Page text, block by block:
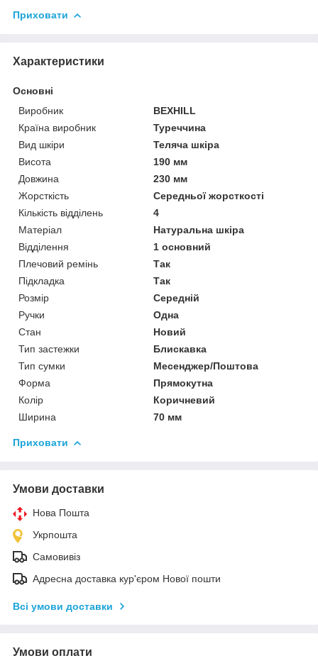
Приховати
Характеристики
Основні
Виробник
BEXHILL
Країна виробник
Туреччина
Вид шкіри
Теляча шкіра
Висота
190 мм
Довжина
230 мм
Жорсткість
Середньої жорсткості
Кількість відділень
4
Матеріал
Натуральна шкіра
Відділення
1 основний
Плечовий ремінь
Так
Підкладка
Так
Розмір
Середній
Ручки
Одна
Стан
Новий
Тип застежки
Блискавка
Тип сумки
Месенджер/Поштова
Форма
Прямокутна
Колір
Коричневий
Ширина
70 мм
Приховати
Умови доставки
Нова Пошта
Укрпошта
Самовивіз
Адресна доставка кур'єром Нової пошти
Всі умови доставки
Умови оплати